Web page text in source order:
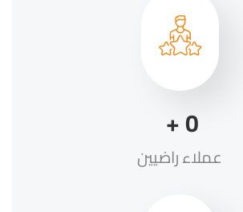
0
+
عملاء راضيين